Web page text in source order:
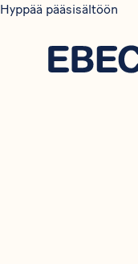
Hyppää pääsisältöön